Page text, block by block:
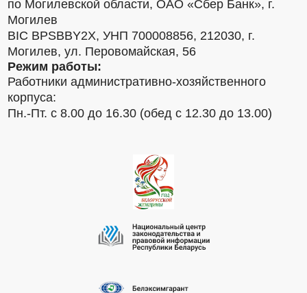
по Могилевской области, ОАО «Сбер Банк», г.
Могилев
BIC BPSBBY2X, УНП 700008856, 212030, г.
Могилев, ул. Перовомайская, 56
Режим работы:
Работники административно-хозяйственного
корпуса:
Пн.-Пт. с 8.00 до 16.30 (обед с 12.30 до 13.00)